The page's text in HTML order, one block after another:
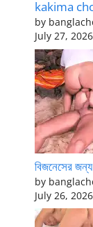
kakima
by
July 27, 2026
বিজনেসের
by
July 26, 2026